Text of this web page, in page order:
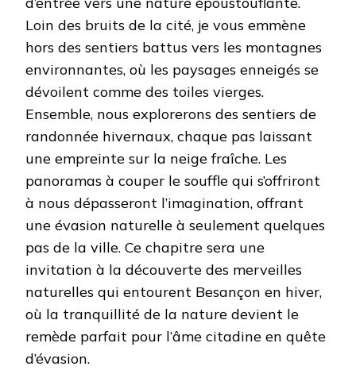
Loin des bruits de la cité, je vous emmène
hors des sentiers battus vers les montagnes
environnantes, où les paysages enneigés se
dévoilent comme des toiles vierges.
Ensemble, nous explorerons des sentiers de
randonnée hivernaux, chaque pas laissant
une empreinte sur la neige fraîche. Les
panoramas à couper le souffle qui s’offriront
à nous dépasseront l’imagination, offrant
une évasion naturelle à seulement quelques
pas de la ville. Ce chapitre sera une
invitation à la découverte des merveilles
naturelles qui entourent Besançon en hiver,
où la tranquillité de la nature devient le
remède parfait pour l’âme citadine en quête
d’évasion.